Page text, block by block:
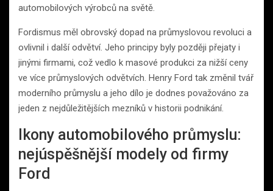
automobilových výrobců na světě.
Fordismus měl obrovský dopad na průmyslovou revoluci a
ovlivnil i další odvětví. Jeho principy byly později přejaty i
jinými firmami, což vedlo k masové produkci za nižší ceny
ve více průmyslových odvětvích. Henry Ford tak změnil tvář
moderního průmyslu a jeho dílo je dodnes považováno za
jeden z nejdůležitějších mezníků v historii podnikání.
Ikony automobilového průmyslu:
nejúspěšnější modely od firmy
Ford